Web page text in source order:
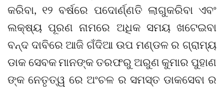
କରିବା, ୧୨ ବର୍ଷରେ ପଦୋର୍ଣ୍ଣତି ଲାଗୁକରିବା ଏବଂ
ଲକ୍ଷ୍ୟ ପୂରଣ ନାମରେ ଅଧିକ ସମୟ ଖଟେଇବା
ବନ୍ଦ ଦାବିରେ ଆଜି ଗଁଦିଆ ଉପ ମଣ୍ଡଳ ର ଗ୍ରାମ୍ୟ
ଡାକ ସେବକ ମାନଙ୍କ ତରଫରୁ ଅରୁଣ କୁମାର ପୁହାଣ
ଙ୍କ ନେତୃତ୍ୱ ରେ ଅଂଚଳ ର ସମସ୍ତ ଡାକସେବା ର